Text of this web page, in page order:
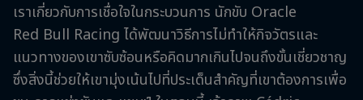
เราเกี่ยวกับการเชื่อใจในกระบวนการ นักขับ Oracle
Red Bull Racing ได้พัฒนาวิธีการไม่ทำให้กิจวัตรและ
แนวทางของเขาซับซ้อนหรือคิดมากเกินไปจนถึงขั้นเชี่ยวชาญ
ซึ่งสิ่งนี้ช่วยให้เขามุ่งเน้นไปที่ประเด็นสำคัญที่เขาต้องการเพื่อ